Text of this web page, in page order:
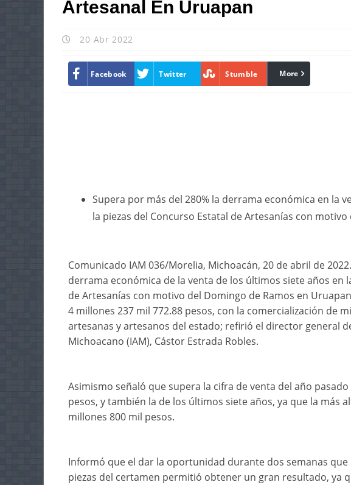
Artesanal En Uruapan
20 Abr 2022
Facebook Twitter Stumble linkedin
More
Supera por más del 280% la derrama económica en la
la piezas del Concurso Estatal de Artesanías con
Comunicado IAM 036/Morelia, Michoacán, 20 de abril de
derrama económica de la venta de los últimos siete años en
de Artesanías con motivo del Domingo de Ramos en
4 millones 237 mil 772.88 pesos, con la comercialización de
artesanas y artesanos del estado; refirió el director general
Michoacano (IAM), Cástor Estrada Robles.
Asimismo señaló que supera la cifra de venta del año
pesos, y también la de los últimos siete años, ya que la más
millones 800 mil pesos.
Informó que el dar la oportunidad durante dos semanas
piezas del certamen permitió obtener un gran resultado, ya